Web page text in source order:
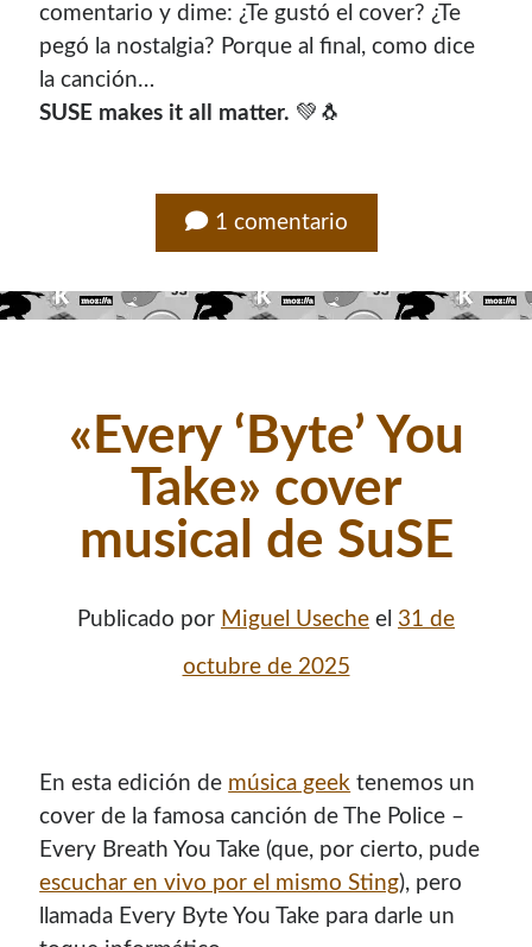
comentario y dime: ¿Te gustó el cover? ¿Te
pegó la nostalgia? Porque al final, como dice
la canción…
SUSE makes it all matter. 💚🐧
1 comentario
«Every ‘Byte’ You
Take» cover
musical de SuSE
Publicado por Miguel Useche el 31 de
octubre de 2025
En esta edición de música geek tenemos un
cover de la famosa canción de The Police –
Every Breath You Take (que, por cierto, pude
escuchar en vivo por el mismo Sting), pero
llamada Every Byte You Take para darle un